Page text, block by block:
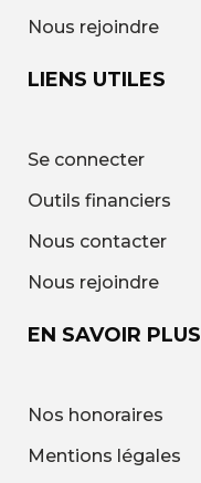
Nous rejoindre
LIENS UTILES
Se connecter
Outils financiers
Nous contacter
Nous rejoindre
EN SAVOIR PLUS
Nos honoraires
Mentions légales